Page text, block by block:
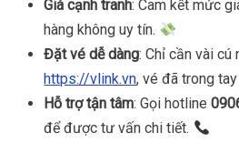
Giá cạnh tranh: Cam kết mức
hàng không uy tín.
Đặt vé dễ dàng: Chỉ cần vài cú
https://vlink.vn, vé đã trong tay
Hỗ trợ tận tâm: Gọi hotline
để được tư vấn chi tiết.